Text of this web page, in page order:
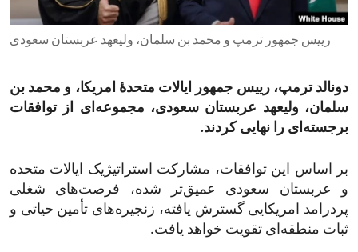
ENVIRONMENT AND HEALTH
IDEALS AND INSTITUTIONS
رییس جمهور ترمپ و محمد بن سلمان، ولیعهد عربستان سعودی
دونالد ترمپ، رییس جمهور ایالات متحدۀ امریکا، و محمد بن
سلمان، ولیعهد عربستان سعودی، مجموعه‌ای از توافقات
برجسته‌ای را نهایی کردند.
بر اساس این توافقات، مشارکت استراتیژیک ایالات متحده
و عربستان سعودی عمیق‌تر شده، فرصت‌های شغلی
پردرامد امریکایی گسترش یافته، زنجیره‌های تأمین حیاتی و
ثبات منطقه‌ای تقویت خواهد یافت.